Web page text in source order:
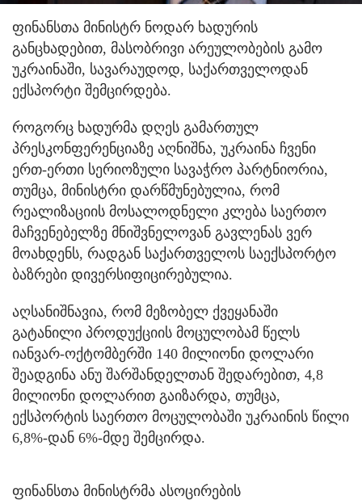
ფინანსთა მინისტრ ნოდარ ხადურის
განცხადებით, მასობრივი არეულობების გამო
უკრაინაში, სავარაუდოდ, საქართველოდან
ექსპორტი შემცირდება.
როგორც ხადურმა დღეს გამართულ
პრესკონფერენციაზე აღნიშნა, უკრაინა ჩვენი
ერთ-ერთი სერიოზული სავაჭრო პარტნიორია,
თუმცა, მინისტრი დარწმუნებულია, რომ
რეალიზაციის მოსალოდნელი კლება საერთო
მაჩვენებელზე მნიშვნელოვან გავლენას ვერ
მოახდენს, რადგან საქართველოს საექსპორტო
ბაზრები დივერსიფიცირებულია.
აღსანიშნავია, რომ მეზობელ ქვეყანაში
გატანილი პროდუქციის მოცულობამ წელს
იანვარ-ოქტომბერში 140 მილიონი დოლარი
შეადგინა ანუ შარშანდელთან შედარებით, 4,8
მილიონი დოლარით გაიზარდა, თუმცა,
ექსპორტის საერთო მოცულობაში უკრაინის წილი
6,8%-დან 6%-მდე შემცირდა.
ფინანსთა მინისტრმა ასოცირების